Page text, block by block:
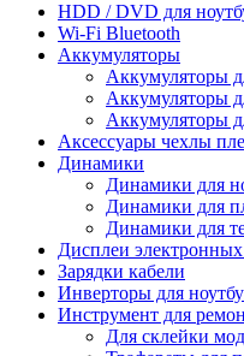
HDD / DVD для
Wi-Fi Bluetooth
Аккумуляторы
Аккумуляторы
Аккумуляторы
Аккумуляторы
Аксессуары чехлы
Динамики
Динамики для
Динамики для
Динамики для
Дисплеи
Зарядки кабели
Инверторы для
Инструмент для
Для склейки